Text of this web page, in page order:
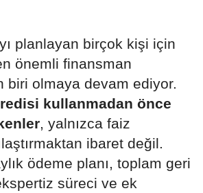
planlayan birçok kişi için
önemli finansman
biri olmaya devam ediyor.
kullanmadan önce
, yalnızca faiz
ibaret değil.
ödeme planı, toplam geri
süreci ve ek